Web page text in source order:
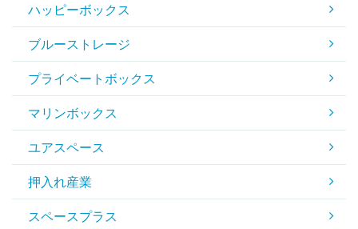
ハッピーボックス
ブルーストレージ
プライベートボックス
マリンボックス
ユアスペース
押入れ産業
スペースプラス